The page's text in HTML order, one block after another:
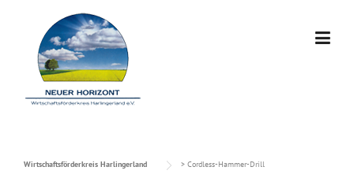
Wirtschaftsförderkreis Harlingerland > Cordless-Hammer-Drill